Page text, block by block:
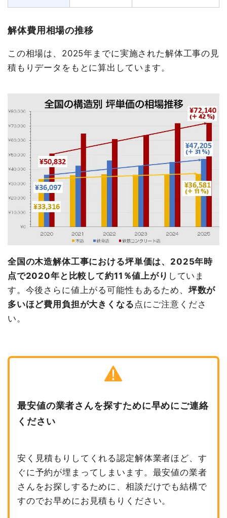
解体費用相場の推移
この相場は、2025年までに実施された解体工事の見
積もりデータをもとに算出しています。
全国の木造解体工事における坪単価は、2025年時
点で2020年と比較して約11％値上がり していま
す。今後さらに値上がる可能性もあるため、 坪数が
多いほど費用負担が大きくなる 点にご注意くださ
い。
最安値の業者さんを探すために早めにご連絡
ください
安く見積もりしてくれる認定解体業者ほど、す
ぐに予約が埋まってしまいます。最安値の業者
さんをお探しするために、相談だけでも結構で
すのでお早めにお見積もりください。